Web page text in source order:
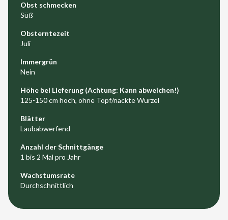
Obst schmecken
Süß
Obsterntezeit
Juli
Immergrün
Nein
Höhe bei Lieferung (Achtung: Kann abweichen!)
125-150 cm hoch, ohne Topf/nackte Wurzel
Blätter
Laubabwerfend
Anzahl der Schnittgänge
1 bis 2 Mal pro Jahr
Wachstumsrate
Durchschnittlich